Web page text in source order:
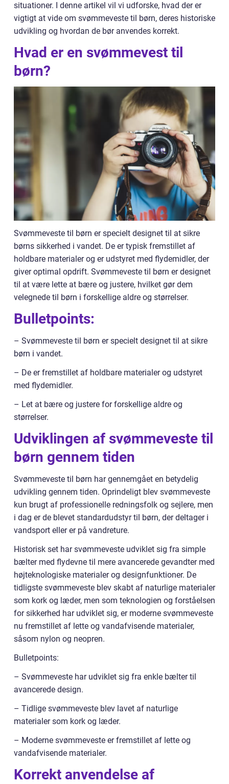
situationer. I denne artikel vil vi udforske, hvad der er
vigtigt at vide om svømmeveste til børn, deres historiske
udvikling og hvordan de bør anvendes korrekt.
Hvad er en svømmevest til
børn?
Svømmeveste til børn er specielt designet til at sikre
børns sikkerhed i vandet. De er typisk fremstillet af
holdbare materialer og er udstyret med flydemidler, der
giver optimal opdrift. Svømmeveste til børn er designet
til at være lette at bære og justere, hvilket gør dem
velegnede til børn i forskellige aldre og størrelser.
Bulletpoints:
– Svømmeveste til børn er specielt designet til at sikre
børn i vandet.
– De er fremstillet af holdbare materialer og udstyret
med flydemidler.
– Let at bære og justere for forskellige aldre og
størrelser.
Udviklingen af svømmeveste til
børn gennem tiden
Svømmeveste til børn har gennemgået en betydelig
udvikling gennem tiden. Oprindeligt blev svømmeveste
kun brugt af professionelle redningsfolk og sejlere, men
i dag er de blevet standardudstyr til børn, der deltager i
vandsport eller er på vandreture.
Historisk set har svømmeveste udviklet sig fra simple
bælter med flydevne til mere avancerede gevandter med
højteknologiske materialer og designfunktioner. De
tidligste svømmeveste blev skabt af naturlige materialer
som kork og læder, men som teknologien og forståelsen
for sikkerhed har udviklet sig, er moderne svømmeveste
nu fremstillet af lette og vandafvisende materialer,
såsom nylon og neopren.
Bulletpoints:
– Svømmeveste har udviklet sig fra enkle bælter til
avancerede design.
– Tidlige svømmeveste blev lavet af naturlige
materialer som kork og læder.
– Moderne svømmeveste er fremstillet af lette og
vandafvisende materialer.
Korrekt anvendelse af